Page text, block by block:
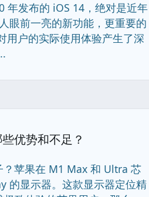
年发布的 iOS 14，绝对是近年
眼前一亮的新功能，更重要的
用户的实际使用体验产生了深
优势和不足？
苹果在 M1 Max 和 Ultra 芯
的显示器。这款显示器定位精